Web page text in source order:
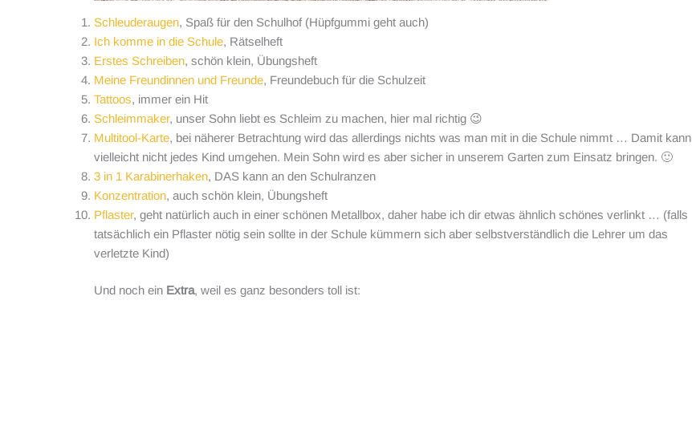
Schleuderaugen, Spaß für den Schulhof (Hüpfgummi geht auch)
Ich komme in die Schule, Rätselheft
Erstes Schreiben, schön klein, Übungsheft
Meine Freundinnen und Freunde, Freundebuch für die Schulzeit
Tattoos, immer ein Hit
Schleimmaker, unser Sohn liebt es Schleim zu machen, hier mal richtig 😉
Multitool-Karte, bei näherer Betrachtung wird das allerdings nichts was man mit in die Schule nimmt … Damit kann
vielleicht nicht jedes Kind umgehen. Mein Sohn wird es aber sicher in unserem Garten zum Einsatz bringen. 🙂
3 in 1 Karabinerhaken, DAS kann an den Schulranzen
Konzentration, auch schön klein, Übungsheft
Pflaster, geht natürlich auch in einer schönen Metallbox, daher habe ich dir etwas ähnlich schönes verlinkt … (falls
tatsächlich ein Pflaster nötig sein sollte in der Schule kümmern sich aber selbstverständlich die Lehrer um das
verletzte Kind)
Und noch ein Extra, weil es ganz besonders toll ist: